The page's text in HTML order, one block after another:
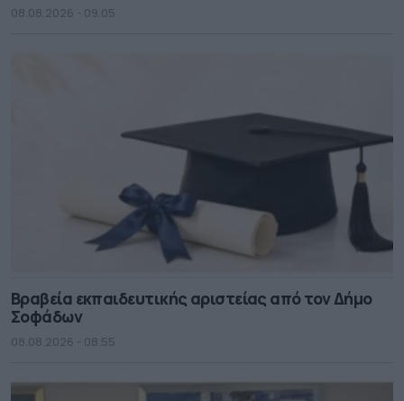
08.08.2026 - 09.05
Βραβεία εκπαιδευτικής αριστείας από τον Δήμο
Σοφάδων
08.08.2026 - 08.55